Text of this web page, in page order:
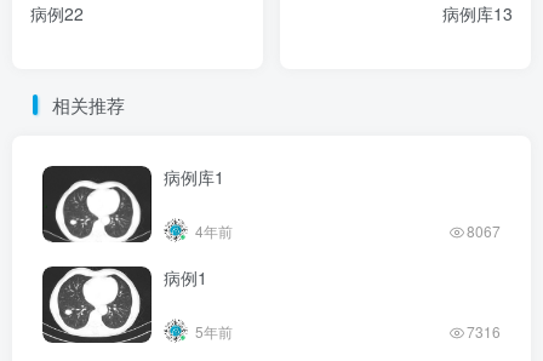
病例22
病例库13
相关推荐
病例库1
4年前 8067
病例1
5年前 7316